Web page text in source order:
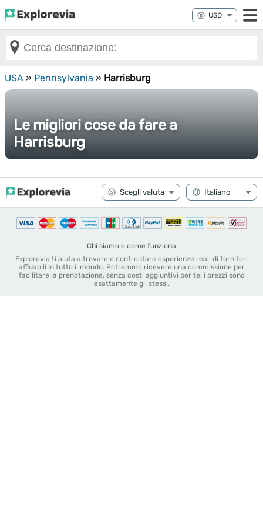
USA » Pennsylvania » Harrisburg
Le migliori cose da fare a
Harrisburg
Chi siamo e come funziona
Explorevia ti aiuta a trovare e confrontare esperienze reali di fornitori
affidabili in tutto il mondo. Potremmo ricevere una commissione per
facilitare la prenotazione, senza costi aggiuntivi per te: i prezzi sono
esattamente gli stessi.